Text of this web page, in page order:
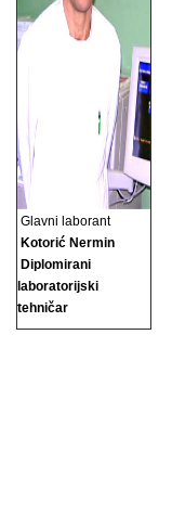
Glavni laborant
Kotorić Nermin
Diplomirani
laboratorijski
tehničar